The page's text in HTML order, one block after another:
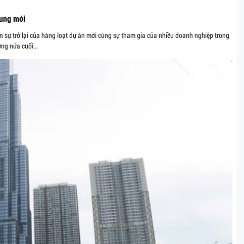
mới
trở lại của hàng loạt dự án mới cùng sự tham gia của nhiều doanh nghiệp trong
nửa cuối...